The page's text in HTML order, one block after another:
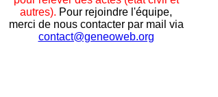
autres). Pour rejoindre l'équipe,
merci de nous contacter par mail via
contact@geneoweb.org